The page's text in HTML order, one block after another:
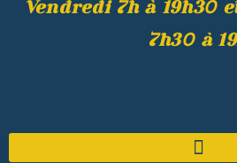
Vendredi 7h à 19h30
7h30 à